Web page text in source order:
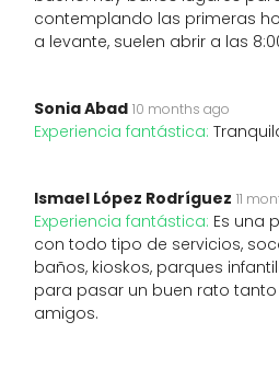
contemplando las primeras
a levante, suelen abrir a las
Sonia Abad 10 months ago
Experiencia fantástica:
Ismael López Rodríguez 11
Experiencia fantástica: Es una
con todo tipo de servicios,
baños, kioskos, parques
para pasar un buen rato
amigos.